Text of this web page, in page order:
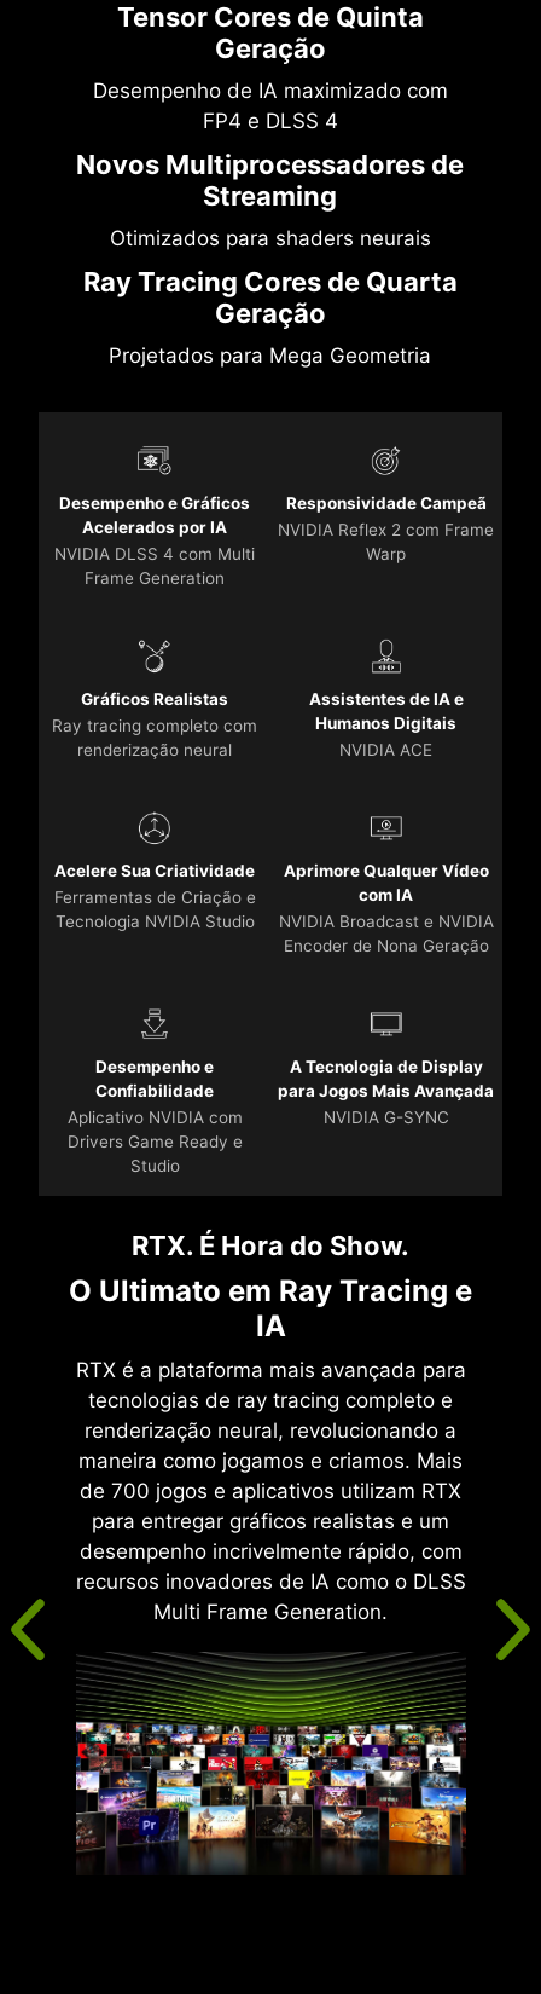
Tensor Cores de Quinta
Geração
Desempenho de IA maximizado com
FP4 e DLSS 4
Novos Multiprocessadores de
Streaming
Otimizados para shaders neurais
Ray Tracing Cores de Quarta
Geração
Projetados para Mega Geometria
Desempenho e Gráficos
Acelerados por IA
NVIDIA DLSS 4 com Multi
Frame Generation
Responsividade Campeã
NVIDIA Reflex 2 com Frame
Warp
Gráficos Realistas
Ray tracing completo com
renderização neural
Assistentes de IA e
Humanos Digitais
NVIDIA ACE
Acelere Sua Criatividade
Ferramentas de Criação e
Tecnologia NVIDIA Studio
Aprimore Qualquer Vídeo
com IA
NVIDIA Broadcast e NVIDIA
Encoder de Nona Geração
Desempenho e
Confiabilidade
Aplicativo NVIDIA com
Drivers Game Ready e
Studio
A Tecnologia de Display
para Jogos Mais Avançada
NVIDIA G-SYNC
RTX. É Hora do Show.
O Ultimato em Ray Tracing e
IA
RTX é a plataforma mais avançada para
tecnologias de ray tracing completo e
renderização neural, revolucionando a
maneira como jogamos e criamos. Mais
de 700 jogos e aplicativos utilizam RTX
para entregar gráficos realistas e um
desempenho incrivelmente rápido, com
recursos inovadores de IA como o DLSS
Multi Frame Generation.